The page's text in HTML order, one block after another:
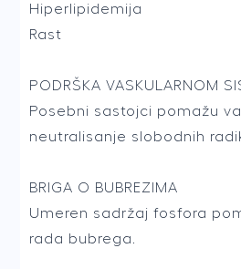
Hiperlipidemija
Rast
PODRŠKA VASKULARNOM
Posebni sastojci pomažu
neutralisanje slobodnih
BRIGA O BUBREZIMA
Umeren sadržaj fosfora
rada bubrega.